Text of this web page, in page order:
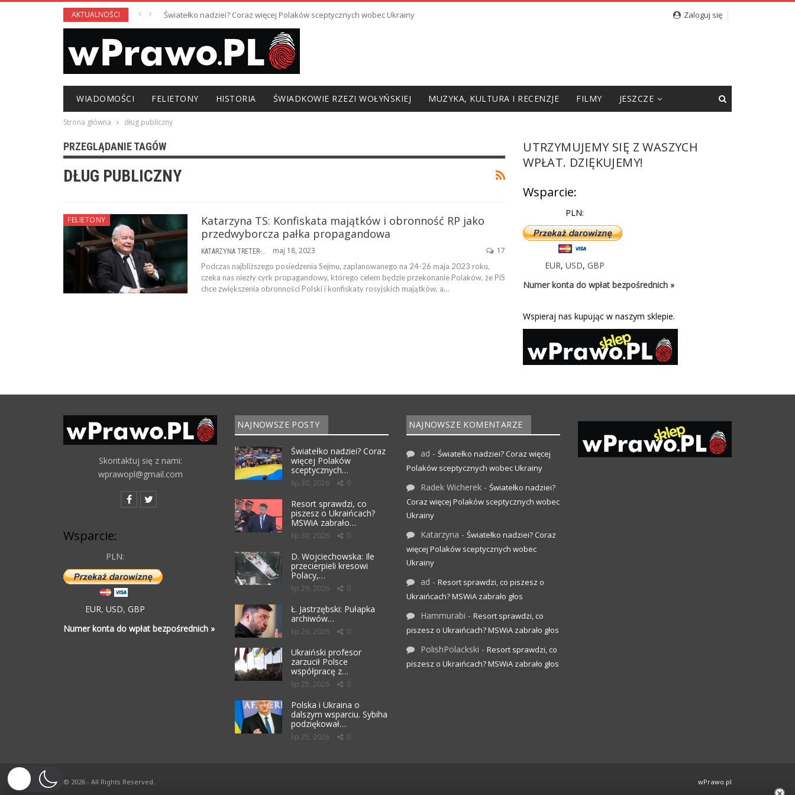
AKTUALNOŚCI Światełko nadziei? Coraz więcej Polaków sceptycznych wobec Ukrainy Zaloguj się
WIADOMOŚCI FELIETONY HISTORIA ŚWIADKOWIE RZEZI WOŁYŃSKIEJ MUZYKA, KULTURA I RECENZJE FILMY JESZCZE
Strona główna dług publiczny
PRZEGLĄDANIE TAGÓW
DŁUG PUBLICZNY
FELIETONY
Katarzyna TS: Konfiskata majątków i obronność RP jako
przedwyborcza pałka propagandowa
maj 18, 2023 17
Podczas najbliższego posiedzenia Sejmu, zaplanowanego na 24-26 maja 2023 roku,
czeka nas niezły cyrk propagandowy, którego celem będzie przekonanie Polaków, że PiS
chce zwiększenia obronności Polski i konfiskaty rosyjskich majątków, a…
UTRZYMUJEMY SIĘ Z WASZYCH
WPŁAT. DZIĘKUJEMY!
Wsparcie:
PLN:
EUR,USD,GBP
Numer konta do wpłat bezpośrednich »
Wspieraj nas kupując w naszym sklepie.
Skontaktuj się z nami:
wprawopl@gmail.com
Wsparcie:
PLN:
EUR, USD, GBP
Numer konta do wpłat bezpośrednich »
NAJNOWSZE POSTY
Światełko nadziei? Coraz
więcej Polaków
sceptycznych…
lip 30, 2026 0
Resort sprawdzi, co
piszesz o Ukraińcach?
MSWiA zabrało…
lip 30, 2026 0
D. Wojciechowska: Ile
przecierpieli kresowi
Polacy,…
lip 29, 2026 0
Ł. Jastrzębski: Pułapka
archiwów…
lip 29, 2026 0
Ukraiński profesor
zarzucił Polsce
współpracę z…
lip 25, 2026 0
Polska i Ukraina o
dalszym wsparciu. Sybiha
podziękował…
lip 25, 2026 0
NAJNOWSZE KOMENTARZE
ad - Światełko nadziei? Coraz więcej
Polaków sceptycznych wobec Ukrainy
Radek Wicherek - Światełko nadziei?
Coraz więcej Polaków sceptycznych wobec
Ukrainy
Katarzyna - Światełko nadziei? Coraz
więcej Polaków sceptycznych wobec
Ukrainy
ad - Resort sprawdzi, co piszesz o
Ukraińcach? MSWiA zabrało głos
Hammurabi - Resort sprawdzi, co
piszesz o Ukraińcach? MSWiA zabrało głos
PolishPolackski - Resort sprawdzi, co
piszesz o Ukraińcach? MSWiA zabrało głos
© 2026 - All Rights Reserved. wPrawo.pl